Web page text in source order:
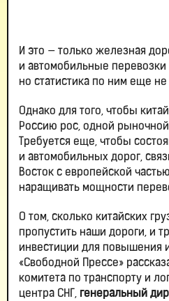
И это — только железная
и автомобильные перевозки
но статистика по ним еще не
Однако для того, чтобы
Россию рос, одной
Требуется еще, чтобы
и автомобильных дорог,
Восток с европейской
наращивать мощности
О том, сколько китайских
пропустить наши дороги, и
инвестиции для повышения
«Свободной Прессе»
комитета по транспорту и
центра СНГ, генеральный